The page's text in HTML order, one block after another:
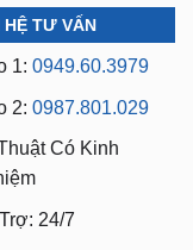
HỆ TƯ VẤN
1: 0949.60.3979
2: 0987.801.029
Có Kinh
24/7